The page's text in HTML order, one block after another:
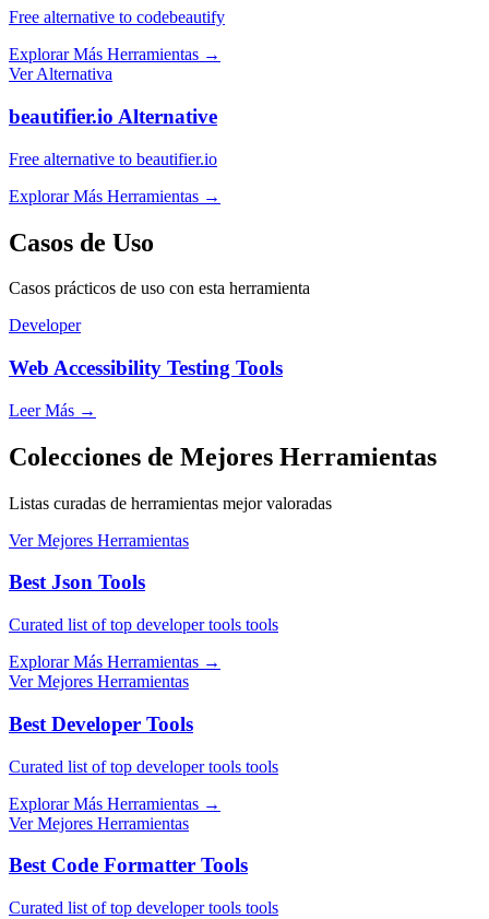
Free alternative to codebeautify
Explorar Más Herramientas →
Ver Alternativa
beautifier.io Alternative
Free alternative to beautifier.io
Explorar Más Herramientas →
Casos de Uso
Casos prácticos de uso con esta herramienta
Developer
Web Accessibility Testing Tools
Leer Más →
Colecciones de Mejores Herramientas
Listas curadas de herramientas mejor valoradas
Ver Mejores Herramientas
Best Json Tools
Curated list of top developer tools tools
Explorar Más Herramientas →
Ver Mejores Herramientas
Best Developer Tools
Curated list of top developer tools tools
Explorar Más Herramientas →
Ver Mejores Herramientas
Best Code Formatter Tools
Curated list of top developer tools tools